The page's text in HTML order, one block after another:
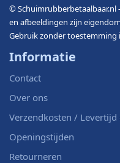
© Schuimrubberbetaalbaar.nl
en afbeeldingen zijn
Gebruik zonder toestemming
Informatie
Contact
Over ons
Verzendkosten / Levertijd
Openingstijden
Retourneren